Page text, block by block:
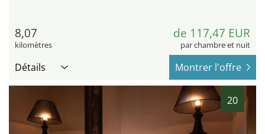
8,07
kilomètres
de 117,47 EUR
par chambre et nuit
Détails Montrer l'offre
20